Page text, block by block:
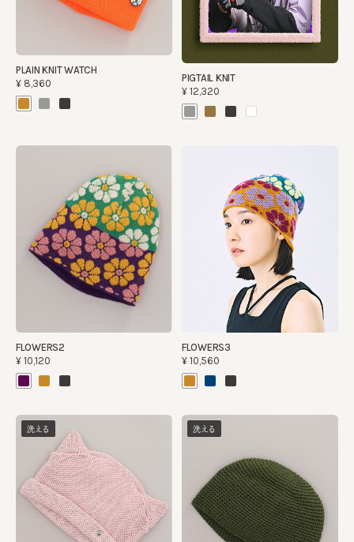
PLAIN KNIT WATCH
¥8,360
PIGTAIL KNIT
¥12,320
FLOWERS2
¥10,120
FLOWERS3
¥10,560
洗える 洗える